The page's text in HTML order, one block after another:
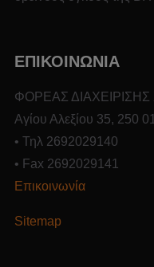
ΕΠΙΚΟΙΝΩΝΙΑ
ΦΟΡΕΑΣ
Αγίου Αλεξίου 35, 250
• Τηλ 2692029140
• Fax 2692029141
Επικοινωνία
Sitemap